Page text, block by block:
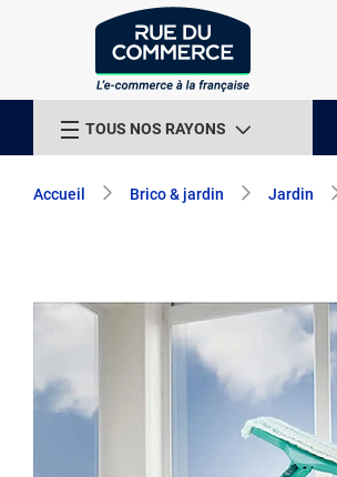
TOUS NOS RAYONS
Accueil Brico & jardin Jardin